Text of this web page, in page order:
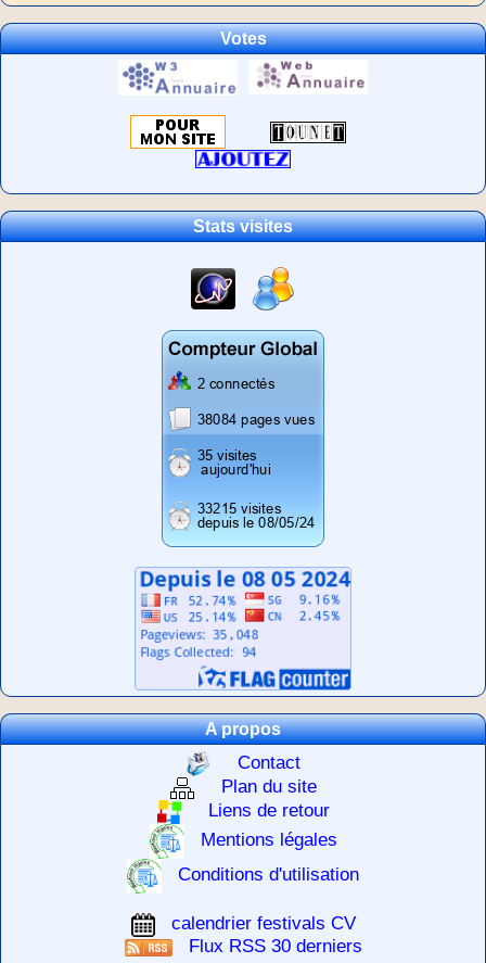
Votes
Stats visites
A propos
Contact
Plan du site
Liens de retour
Mentions légales
Conditions d'utilisation
calendrier festivals CV
Flux RSS 30 derniers